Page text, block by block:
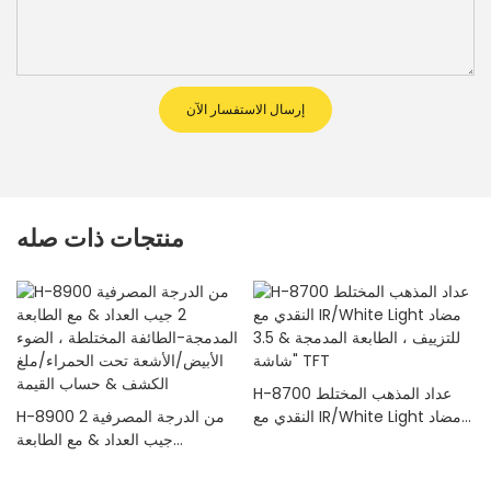
إرسال الاستفسار الآن
منتجات ذات صله
H-8900 من الدرجة المصرفية 2
جيب العداد & مع الطابعة
H-8700 عداد المذهب المختلط
النقدي مع IR/White Light مضاد